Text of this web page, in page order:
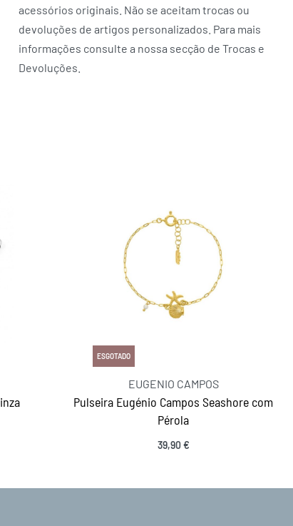
acessórios originais. Não se aceitam trocas ou
devoluções de artigos personalizados. Para mais
informações consulte a nossa secção de Trocas e
Devoluções.
ESGOTADO
EUGENIO CAMPOS
Pulseira Eugénio Campos Seashore com
Pérola
39,90€